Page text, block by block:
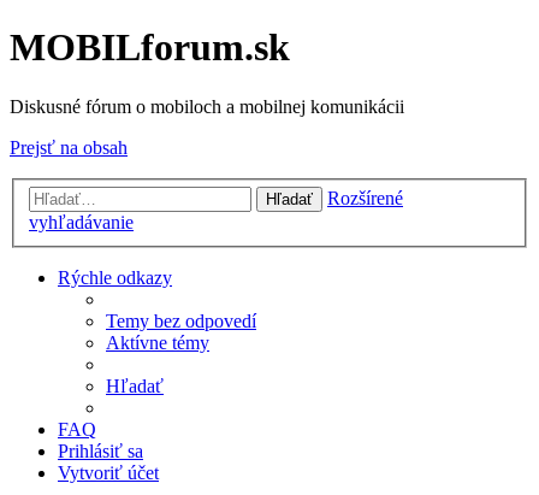
MOBILforum.sk
Diskusné fórum o mobiloch a mobilnej komunikácii
Prejsť na obsah
Hľadať
Rozšírené
vyhľadávanie
Rýchle odkazy
Temy bez odpovedí
Aktívne témy
Hľadať
FAQ
Prihlásiť sa
Vytvoriť účet